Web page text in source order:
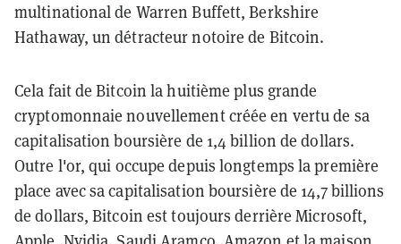
multinational de Warren Buffett, Berkshire
Hathaway, un détracteur notoire de Bitcoin.
Cela fait de Bitcoin la huitième plus grande
cryptomonnaie nouvellement créée en vertu de sa
capitalisation boursière de 1,4 billion de dollars.
Outre l'or, qui occupe depuis longtemps la première
place avec sa capitalisation boursière de 14,7 billions
de dollars, Bitcoin est toujours derrière Microsoft,